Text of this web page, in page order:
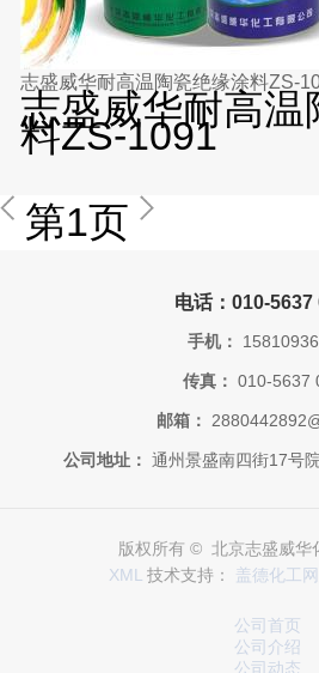
志盛威华耐高温陶瓷绝缘涂料ZS-
志盛威华耐高温
料ZS-1091
第1页
电话：010-5637
手机：
传真： 010-5637
邮箱：
公司地址： 通州景盛南四街17号
版权所有 © 北京志盛威华
XML 技术支持： 盖德化工网
公司首页
公司介绍
公司动态